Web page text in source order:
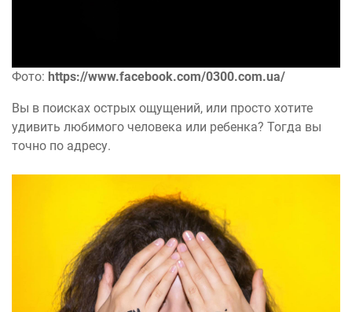
Фото: https://www.facebook.com/0300.com.ua/
Вы в поисках острых ощущений, или просто хотите
удивить любимого человека или ребенка? Тогда вы
точно по адресу.